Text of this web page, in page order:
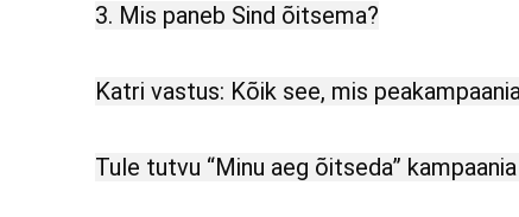
3. Mis paneb Sind õitsema?
Katri vastus: Kõik see, mis
Tule tutvu “Minu aeg õitseda”